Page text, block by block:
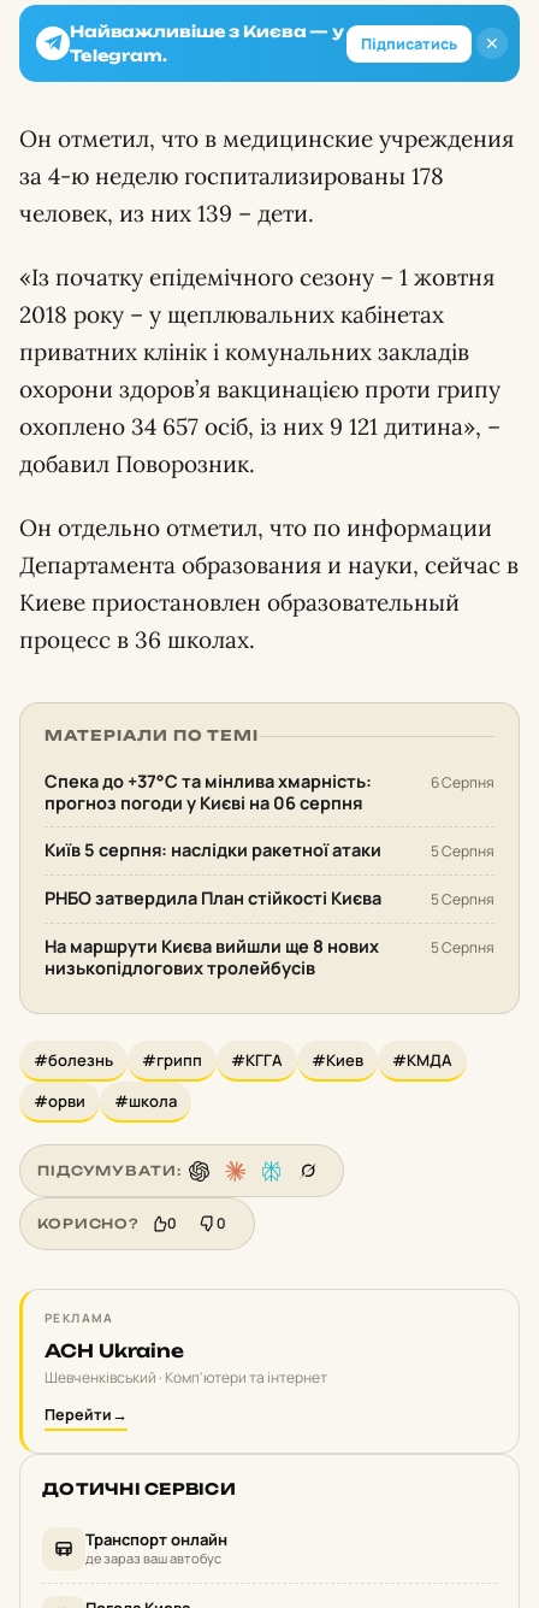
✕
Найважливіше з Києва — у
Telegram.
Підписатись
Он отметил, что в медицинские учреждения
за 4-ю неделю госпитализированы 178
человек, из них 139 – дети.
«Із початку епідемічного сезону – 1 жовтня
2018 року – у щеплювальних кабінетах
приватних клінік і комунальних закладів
охорони здоров’я вакцинацією проти грипу
охоплено 34 657 осіб, із них 9 121 дитина», –
добавил Поворозник.
Он отдельно отметил, что по информации
Департамента образования и науки, сейчас в
Киеве приостановлен образовательный
процесс в 36 школах.
МАТЕРІАЛИ ПО ТЕМІ
Спека до +37°С та мінлива хмарність:
прогноз погоди у Києві на 06 серпня
6 Серпня
Київ 5 серпня: наслідки ракетної атаки 5 Серпня
РНБО затвердила План стійкості Києва 5 Серпня
На маршрути Києва вийшли ще 8 нових
низькопідлогових тролейбусів
5 Серпня
#болезнь #грипп #КГГА #Киев
#КМДА
#орви
#школа
ПІДСУМУВАТИ:
КОРИСНО? 0 0
РЕКЛАМА
ACH Ukraine
Шевченківський · Комп'ютери та інтернет
Перейти→
ДОТИЧНІ СЕРВІСИ
Транспорт онлайн
де зараз ваш автобус